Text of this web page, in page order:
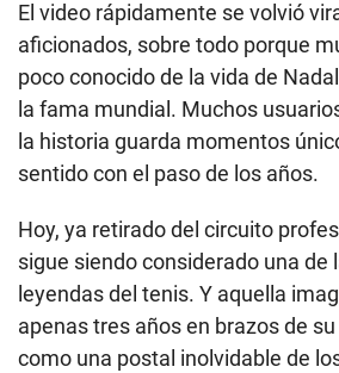
El video rápidamente se volvió
aficionados, sobre todo porque
poco conocido de la vida de
la fama mundial. Muchos
la historia guarda momentos
sentido con el paso de los años.
Hoy, ya retirado del circuito
sigue siendo considerado una de
leyendas del tenis. Y aquella
apenas tres años en brazos de
como una postal inolvidable de